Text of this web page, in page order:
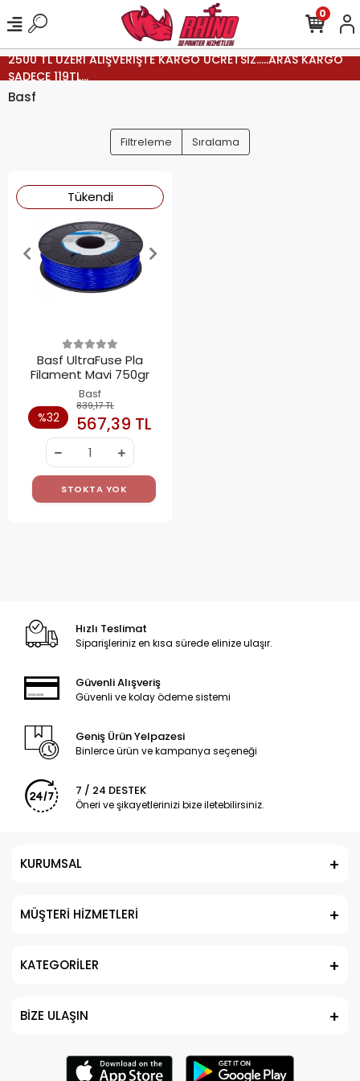
2500 TL ÜZERİ ALIŞVERİŞTE KARGO ÜCRETSİZ.....ARAS KARGO
SADECE 119TL...
0
Basf
Filtreleme Sıralama
Tükendi
Basf UltraFuse Pla
Filament Mavi 750gr
Basf
%32
839,17 TL
567,39 TL
STOKTA YOK
Hızlı Teslimat
Siparişleriniz en kısa sürede elinize ulaşır.
Güvenli Alışveriş
Güvenli ve kolay ödeme sistemi
Geniş Ürün Yelpazesi
Binlerce ürün ve kampanya seçeneği
7 / 24 DESTEK
Öneri ve şikayetlerinizi bize iletebilirsiniz.
KURUMSAL
MÜŞTERİ HİZMETLERİ
KATEGORİLER
BİZE ULAŞIN